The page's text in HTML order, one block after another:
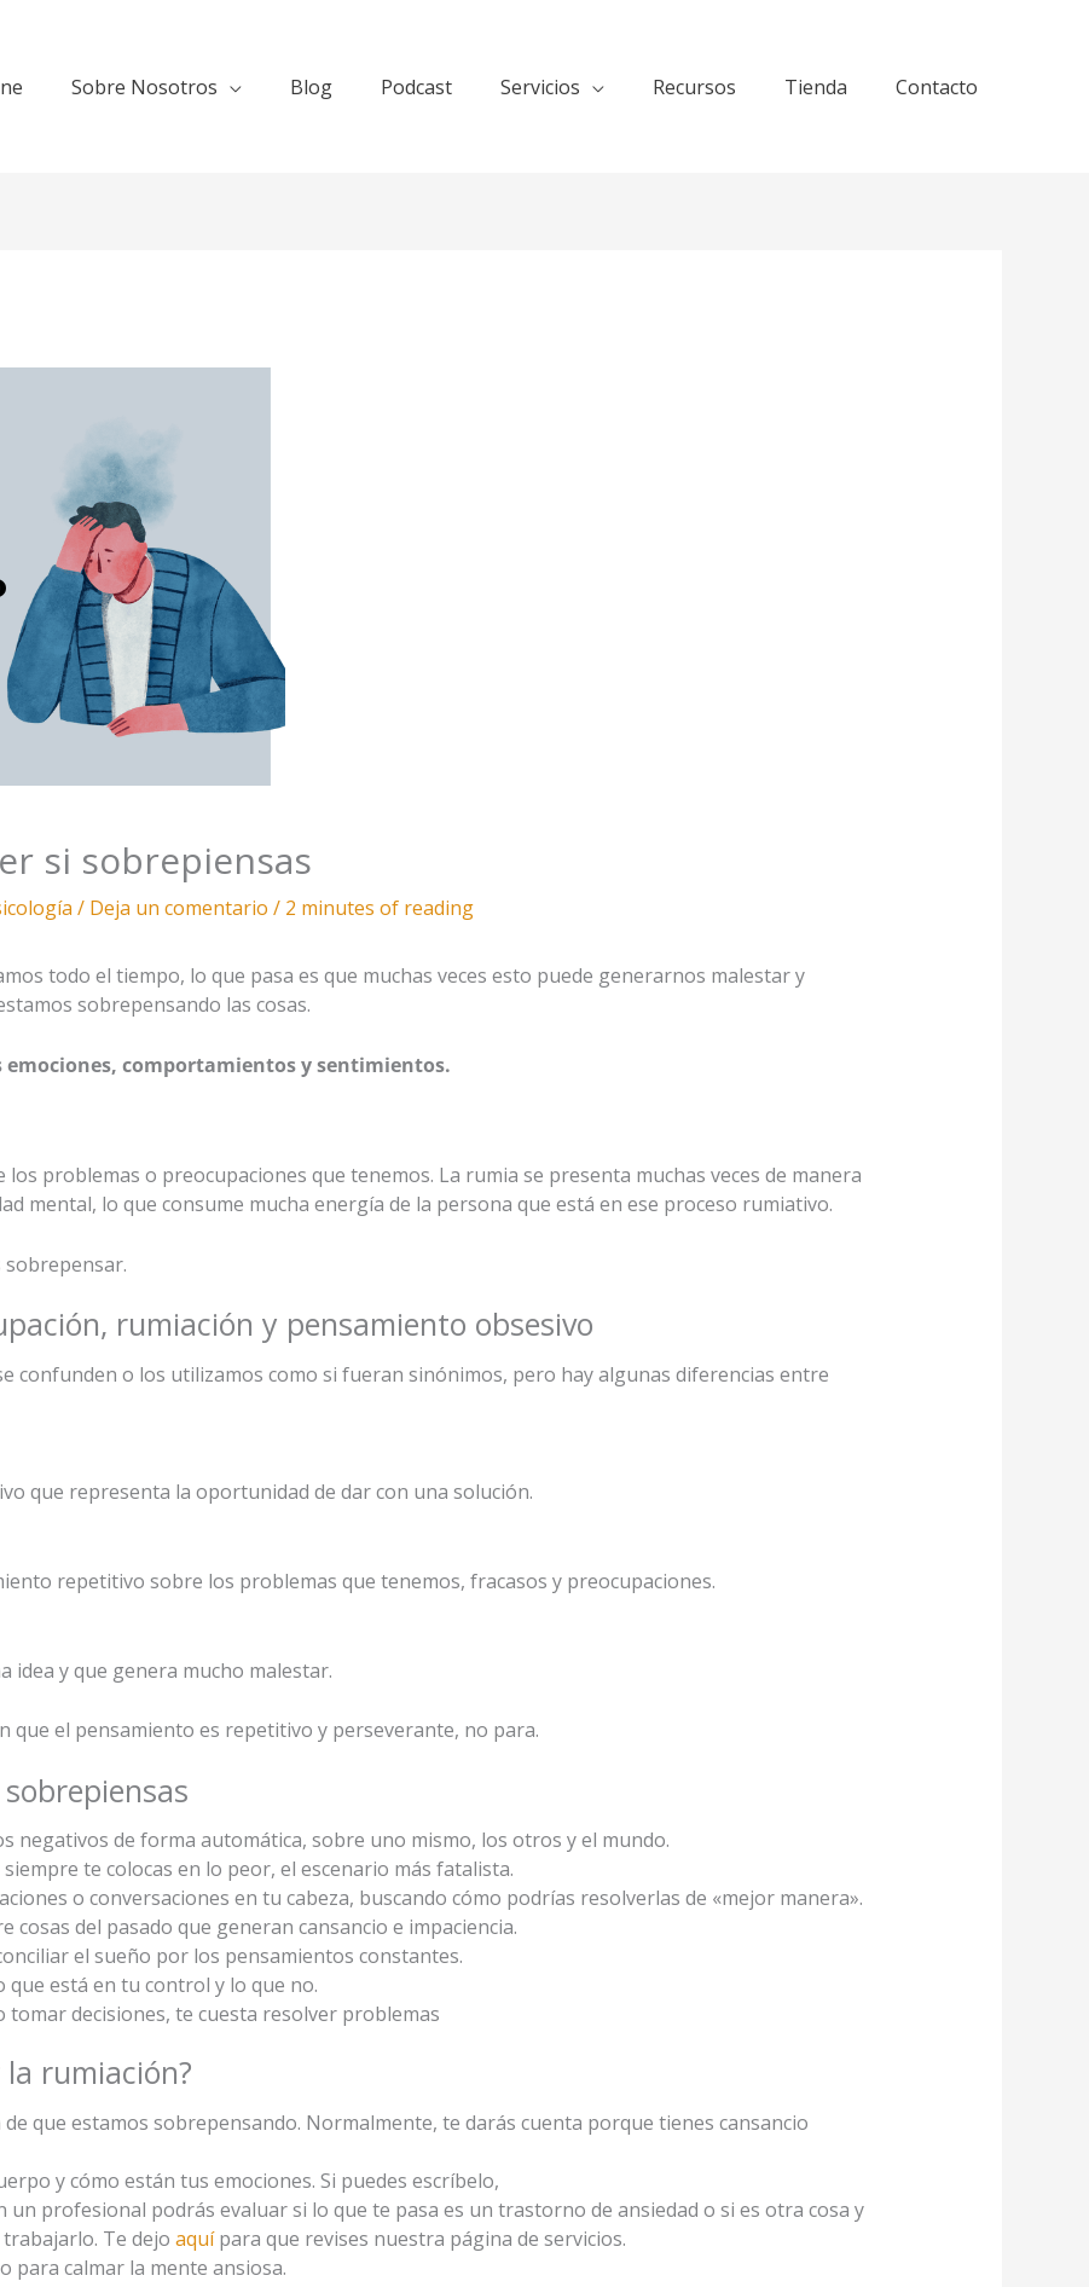
Sobre Nosotros Blog Podcast Servicios Recursos Tienda Contacto
si sobrepiensas
/ Deja un comentario / 2 minutes of reading
todo el tiempo, lo que pasa es que muchas veces esto puede generarnos malestar y
sobrepensando las cosas.
emociones, comportamientos y sentimientos.
problemas o preocupaciones que tenemos. La rumia se presenta muchas veces de manera
mental, lo que consume mucha energía de la persona que está en ese proceso rumiativo.
sobrepensar.
rumiación y pensamiento obsesivo
confunden o los utilizamos como si fueran sinónimos, pero hay algunas diferencias entre
que representa la oportunidad de dar con una solución.
repetitivo sobre los problemas que tenemos, fracasos y preocupaciones.
idea y que genera mucho malestar.
que el pensamiento es repetitivo y perseverante, no para.
negativos de forma automática, sobre uno mismo, los otros y el mundo.
te colocas en lo peor, el escenario más fatalista.
o conversaciones en tu cabeza, buscando cómo podrías resolverlas de «mejor manera».
cosas del pasado que generan cansancio e impaciencia.
el sueño por los pensamientos constantes.
está en tu control y lo que no.
tomar decisiones, te cuesta resolver problemas
rumiación?
que estamos sobrepensando. Normalmente, te darás cuenta porque tienes cansancio
y cómo están tus emociones. Si puedes escríbelo,
un profesional podrás evaluar si lo que te pasa es un trastorno de ansiedad o si es otra cosa y
Te dejo aquípara que revises nuestra página de servicios.
para calmar la mente ansiosa.